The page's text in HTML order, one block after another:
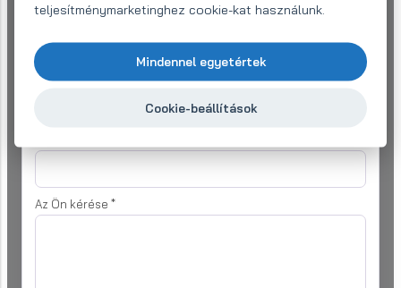
Cégnév:
E-mail (kötelező)
Az Ön kérése *
teljesítménymarketinghez cookie-kat használunk.
Mindennel egyetértek
Cookie-beállítások